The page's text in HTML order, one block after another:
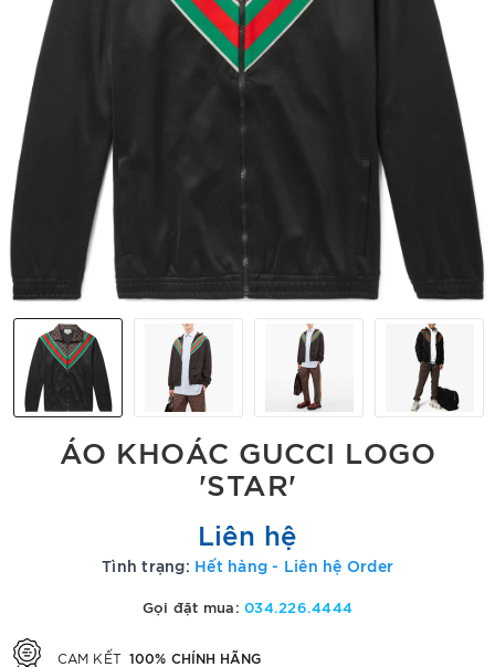
ÁO KHOÁC GUCCI LOGO
'STAR'
Liên hệ
Tình trạng: Hết hàng - Liên hệ Order
Gọi đặt mua:034.226.4444
CAM KẾT 100% CHÍNH HÃNG